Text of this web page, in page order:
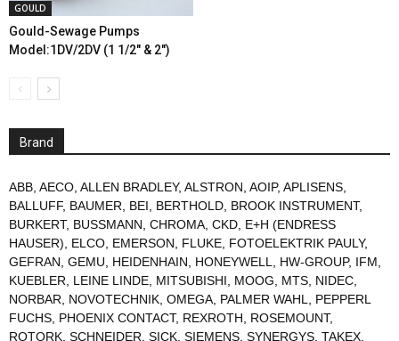
GOULD
Gould-Sewage Pumps
Model:1DV/2DV (1 1/2″ & 2″)
Brand
ABB, AECO, ALLEN BRADLEY, ALSTRON, AOIP, APLISENS,
BALLUFF, BAUMER, BEI, BERTHOLD, BROOK INSTRUMENT,
BURKERT, BUSSMANN, CHROMA, CKD, E+H (ENDRESS
HAUSER), ELCO, EMERSON, FLUKE, FOTOELEKTRIK PAULY,
GEFRAN, GEMU, HEIDENHAIN, HONEYWELL, HW-GROUP, IFM,
KUEBLER, LEINE LINDE, MITSUBISHI, MOOG, MTS, NIDEC,
NORBAR, NOVOTECHNIK, OMEGA, PALMER WAHL, PEPPERL
FUCHS, PHOENIX CONTACT, REXROTH, ROSEMOUNT,
ROTORK, SCHNEIDER, SICK, SIEMENS, SYNERGYS, TAKEX,